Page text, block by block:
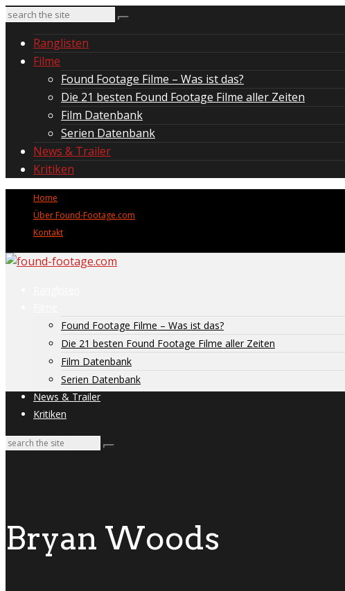
Ranglisten
Filme
Found Footage Filme – Was ist das?
Die 21 besten Found Footage Filme aller Zeiten
Film Datenbank
Serien Datenbank
News & Trailer
Kritiken
Home
Über Found-Footage.com
Kontakt
Found Footage Filme – Was ist das?
Die 21 besten Found Footage Filme aller Zeiten
Film Datenbank
Serien Datenbank
News & Trailer
Kritiken
Bryan Woods